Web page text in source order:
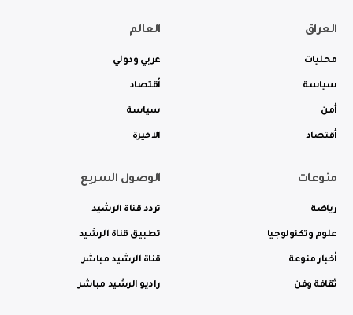
العراق
محليات
سياسة
أمن
أقتصاد
العالم
عربي ودولي
أقتصاد
سياسة
الاخيرة
منوعات
رياضة
علوم وتكنولوجيا
أخبار منوعة
ثقافة وفن
الوصول السريع
تردد قناة الرشيد
تطبيق قناة الرشيد
قناة الرشيد مباشر
راديو الرشيد مباشر